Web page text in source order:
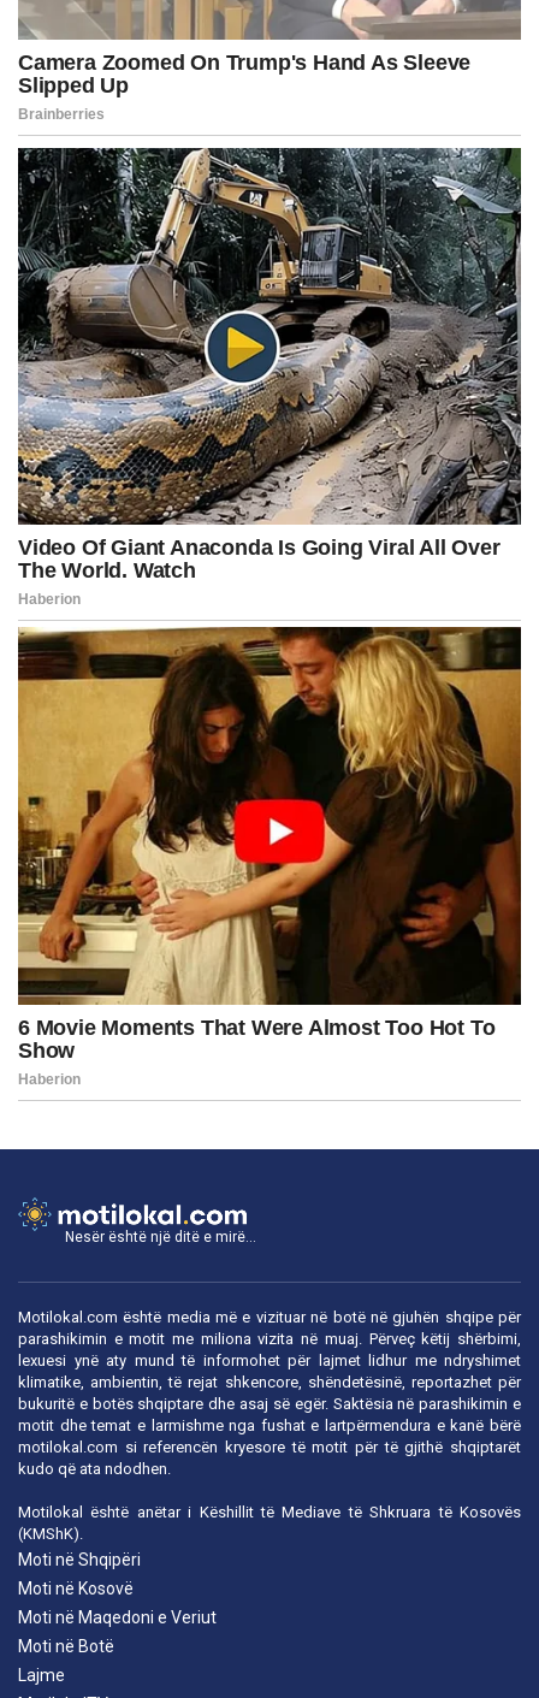
Nesër është një ditë e mirë...
Motilokal.com është media më e vizituar në botë në gjuhën shqipe për
parashikimin e motit me miliona vizita në muaj. Përveç këtij shërbimi,
lexuesi ynë aty mund të informohet për lajmet lidhur me ndryshimet
klimatike, ambientin, të rejat shkencore, shëndetësinë, reportazhet për
bukuritë e botës shqiptare dhe asaj së egër. Saktësia në parashikimin e
motit dhe temat e larmishme nga fushat e lartpërmendura e kanë bërë
motilokal.com si referencën kryesore të motit për të gjithë shqiptarët
kudo që ata ndodhen.
Motilokal është anëtar i Këshillit të Mediave të Shkruara të Kosovës
(KMShK).
Moti në Shqipëri
Moti në Kosovë
Moti në Maqedoni e Veriut
Moti në Botë
Lajme